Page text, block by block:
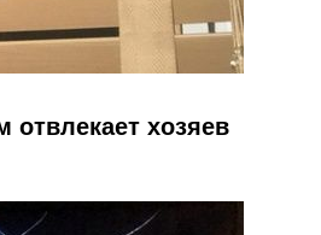
отвлекает хозяев